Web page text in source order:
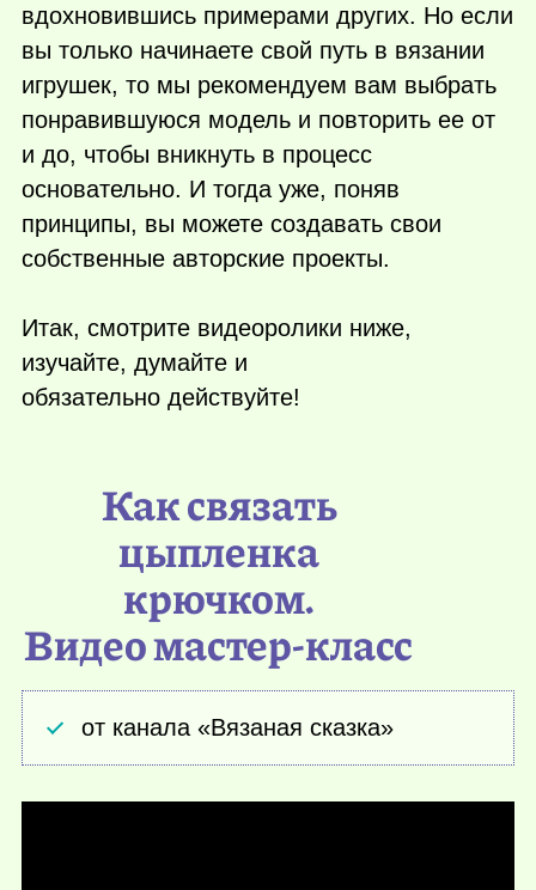
вдохновившись примерами других. Но если
вы только начинаете свой путь в вязании
игрушек, то мы рекомендуем вам выбрать
понравившуюся модель и повторить ее от
и до, чтобы вникнуть в процесс
основательно. И тогда уже, поняв
принципы, вы можете создавать свои
собственные авторские проекты.
Итак, смотрите видеоролики ниже,
изучайте, думайте и
обязательно действуйте!
Как связать
цыпленка
крючком.
Видео мастер-класс
от канала «Вязаная сказка»